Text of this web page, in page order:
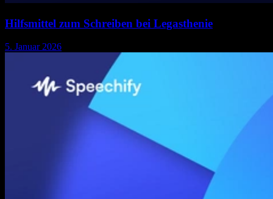
Hilfsmittel zum Schreiben bei Legasthenie
5. Januar 2026